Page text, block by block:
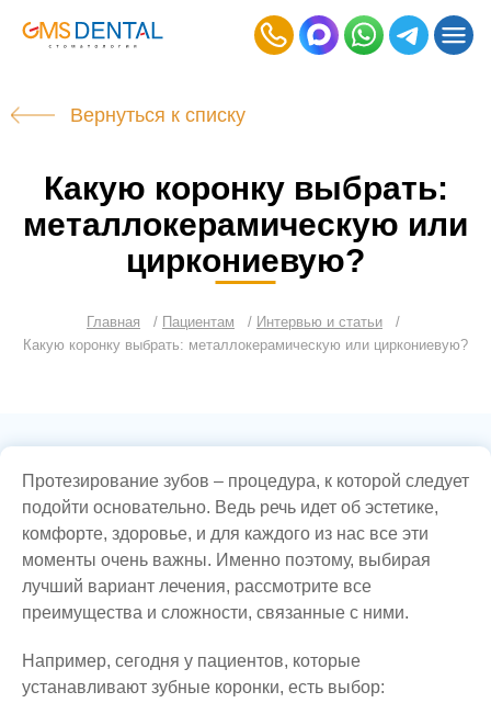
Вернуться к списку
Какую коронку выбрать:
металлокерамическую или
циркониевую?
Главная Пациентам
Интервью и статьи
Какую коронку выбрать: металлокерамическую или циркониевую?
Протезирование зубов – процедура, к которой следует
подойти основательно. Ведь речь идет об эстетике,
комфорте, здоровье, и для каждого из нас все эти
моменты очень важны. Именно поэтому, выбирая
лучший вариант лечения, рассмотрите все
преимущества и сложности, связанные с ними.
Например, сегодня у пациентов, которые
устанавливают зубные коронки, есть выбор: